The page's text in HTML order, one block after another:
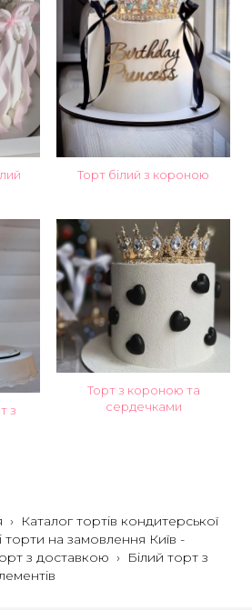
Торт білий з короною
з
Торт з короною та
сердечками
› Каталог тортів кондитерської
торти на замовлення Київ -
з доставкою › Білий торт з